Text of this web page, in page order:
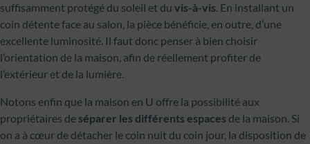
suffisamment protégé du soleil et du vis-à-vis. En installant un
coin détente face au salon, la pièce bénéficie, en outre, d’une
excellente luminosité. Il faut donc penser à bien choisir
l’orientation de la maison, afin de réellement profiter de
l’extérieur et de la lumière.
Notons enfin que la maison en U offre la possibilité aux
propriétaires de séparer les différents espaces de la maison. Si
on a à cœur de détacher le coin nuit du coin jour, la disposition de